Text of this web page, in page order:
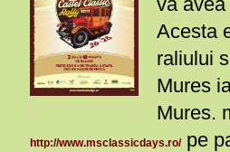
Acesta
raliului
Mures
Mures.
http://www.msclassicdays.ro/pe